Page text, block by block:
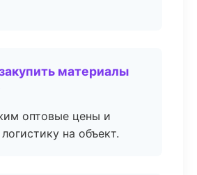
материалы
оптовые цены и
на объект.